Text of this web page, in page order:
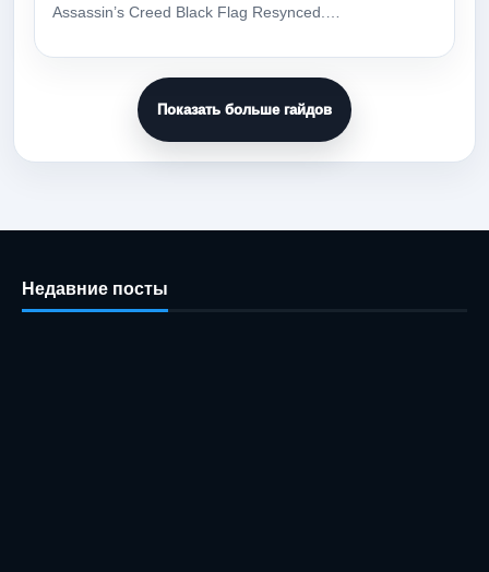
Assassin’s Creed Black Flag Resynced.…
Показать больше гайдов
Недавние посты